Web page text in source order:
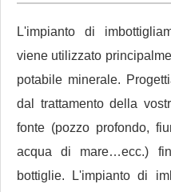
L'impianto di
viene utilizzato
potabile minerale.
dal trattamento della
fonte (pozzo profondo,
acqua di mare…ecc.)
bottiglie. L'impianto di